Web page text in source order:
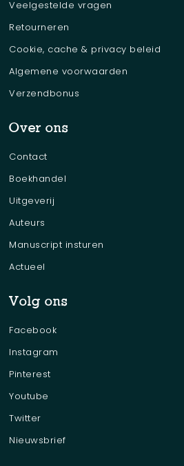
Veelgestelde vragen
Retourneren
Cookie, cache & privacy beleid
Algemene voorwaarden
Verzendbonus
Over ons
Contact
Boekhandel
Uitgeverij
Auteurs
Manuscript insturen
Actueel
Volg ons
Facebook
Instagram
Pinterest
Youtube
Twitter
Nieuwsbrief